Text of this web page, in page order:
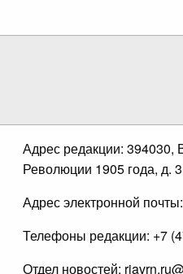
Адрес редакции: 394030,
Революции 1905 года, д.
Адрес электронной
Телефоны редакции: +7
Отдел новостей: